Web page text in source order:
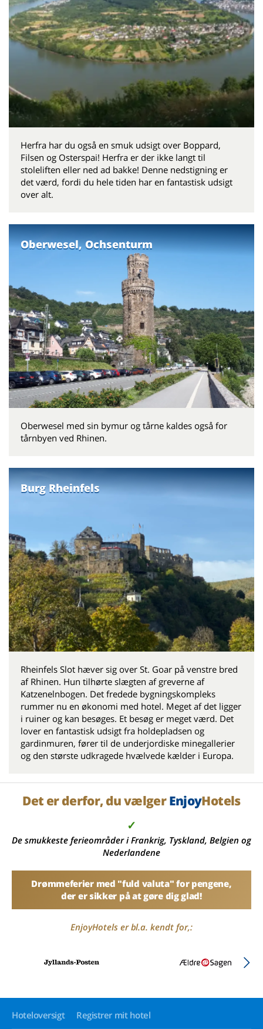
Herfra har du også en smuk udsigt over Boppard,
Filsen og Osterspai! Herfra er der ikke langt til
stoleliften eller ned ad bakke! Denne nedstigning er
det værd, fordi du hele tiden har en fantastisk udsigt
over alt.
Oberwesel, Ochsenturm
Oberwesel med sin bymur og tårne ​​kaldes også for
tårnbyen ved Rhinen.
Burg Rheinfels
Rheinfels Slot hæver sig over St. Goar på venstre bred
af Rhinen. Hun tilhørte slægten af ​​greverne af
Katzenelnbogen. Det fredede bygningskompleks
rummer nu en økonomi med hotel. Meget af det ligger
i ruiner og kan besøges. Et besøg er meget værd. Det
lover en fantastisk udsigt fra holdepladsen og
gardinmuren, fører til de underjordiske minegallerier
og den største udkragede hvælvede kælder i Europa.
Det er derfor, du vælgerEnjoyHotels
✓
De smukkeste ferieområder i Frankrig, Tyskland, Belgien og
Nederlandene
Drømmeferier med "fuld valuta" for pengene,
der er sikker på at gøre dig glad!
EnjoyHotels er bl.a. kendt for,:
Hoteloversigt Registrer mit hotel